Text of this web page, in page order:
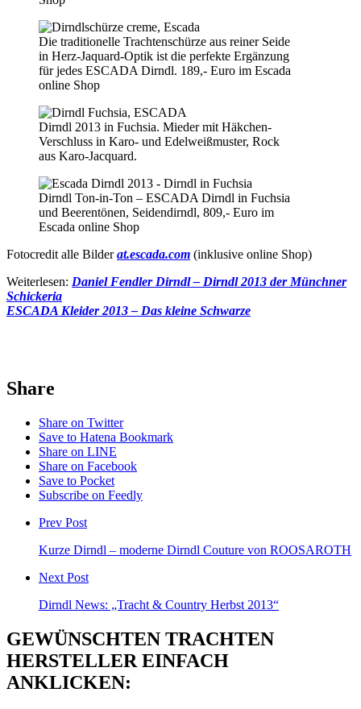
Die traditionelle Trachtenschürze aus reiner Seide
in Herz-Jaquard-Optik ist die perfekte Ergänzung
für jedes ESCADA Dirndl. 189,- Euro im Escada
online Shop
Dirndl 2013 in Fuchsia. Mieder mit Häkchen-
Verschluss in Karo- und Edelweißmuster, Rock
aus Karo-Jacquard.
Dirndl Ton-in-Ton – ESCADA Dirndl in Fuchsia
und Beerentönen, Seidendirndl, 809,- Euro im
Escada online Shop
Fotocredit alle Bilderat.escada.com (inklusive online Shop)
Weiterlesen: Daniel Fendler Dirndl – Dirndl 2013 der Münchner
Schickeria
ESCADA Kleider 2013 – Das kleine Schwarze
Share
Share on Twitter
Save to Hatena Bookmark
Share on LINE
Share on Facebook
Save to Pocket
Subscribe on Feedly
Prev Post
Kurze Dirndl – moderne Dirndl Couture von ROOSAROTH
Next Post
Dirndl News: „Tracht & Country Herbst 2013“
GEWÜNSCHTEN TRACHTEN
HERSTELLER EINFACH
ANKLICKEN: